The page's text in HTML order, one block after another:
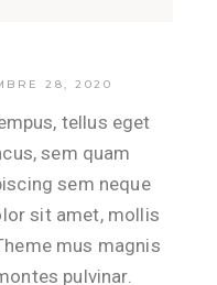
28, 2020
tellus eget
sem quam
sem neque
sit amet, mollis
mus magnis
pulvinar.